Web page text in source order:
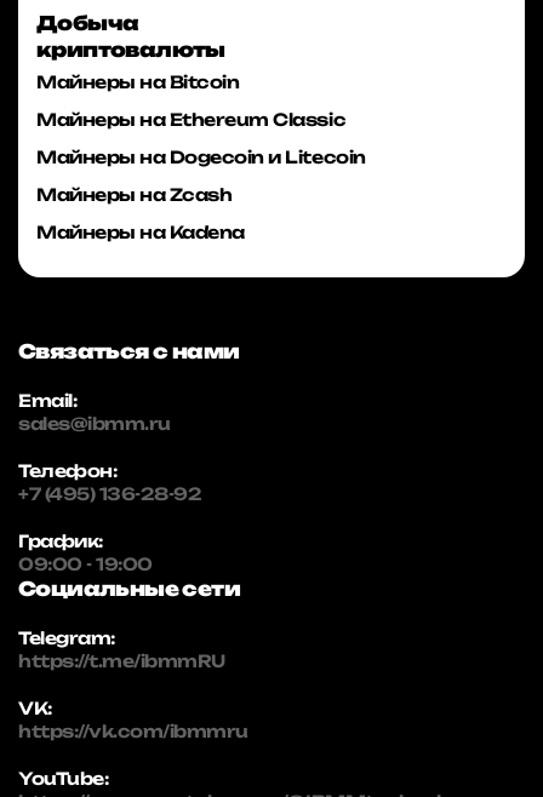
Добыча
криптовалюты
Майнеры на Bitcoin
Майнеры на Ethereum Classic
Майнеры на Dogecoin и Litecoin
Майнеры на Zcash
Майнеры на Kadena
Связаться с нами
Email:
sales@ibmm.ru
Телефон:
+7 (495) 136-28-92
График:
09:00 - 19:00
Социальные сети
Telegram:
https://t.me/ibmmRU
VK:
https://vk.com/ibmmru
YouTube: